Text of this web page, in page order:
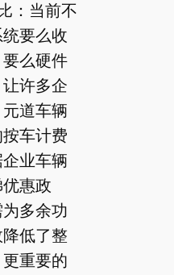
：当前不
要么收
么硬件
许多企
道车辆
车计费
业车辆
惠政
多余功
低了整
重要的